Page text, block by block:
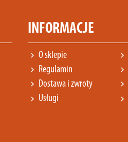
INFORMACJE
chevron_right O sklepie chevron_right
chevron_right Regulamin chevron_right
chevron_right Dostawa i zwroty chevron_right
chevron_right Usługi chevron_right